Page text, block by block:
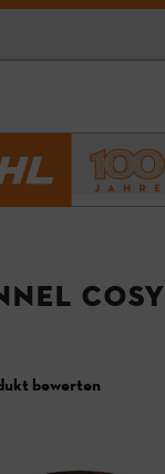
COSY
bewerten